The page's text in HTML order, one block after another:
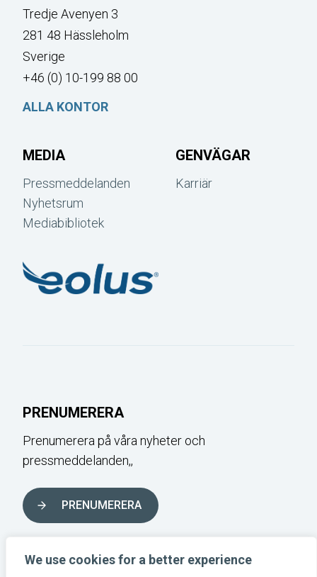
We use cookies for a better experience
Tredje Avenyen 3
281 48 Hässleholm
Sverige
+46 (0) 10-199 88 00
ALLA KONTOR
MEDIA
Pressmeddelanden
Nyhetsrum
Mediabibliotek
GENVÄGAR
Karriär
PRENUMERERA
Prenumerera på våra nyheter och
pressmeddelanden,,
PRENUMERERA
FÖLJ OSS I SOCIALA MEDIER